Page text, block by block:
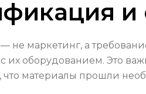
и
— не маркетинг, а
их оборудованием. Это
что материалы прошли